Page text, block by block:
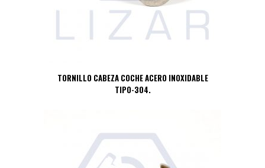
TORNILLO CABEZA COCHE ACERO INOXIDABLE
TIPO-304.